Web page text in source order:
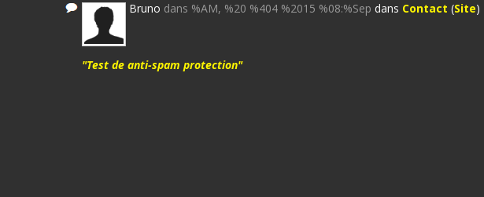
Bruno dans %AM, %20 %404 %2015 %08:%Sep dans Contact (Site)
"Test de anti-spam protection"